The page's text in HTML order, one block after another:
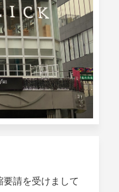
請を受けまして